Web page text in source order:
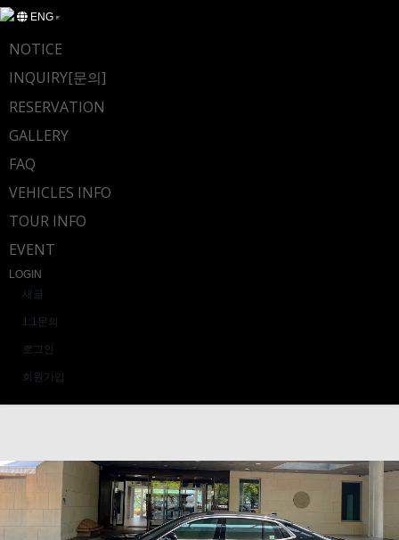
ENG
NOTICE
INQUIRY[문의]
RESERVATION
GALLERY
FAQ
VEHICLES INFO
TOUR INFO
EVENT
LOGIN
새글
1:1문의
로그인
회원가입